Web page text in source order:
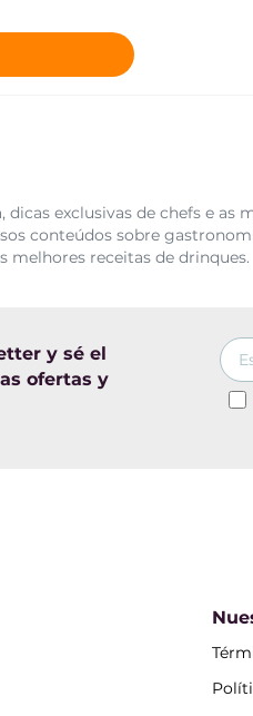
exclusivas de chefs e
conteúdos sobre
melhores receitas de drinques.
y sé el
ofertas y